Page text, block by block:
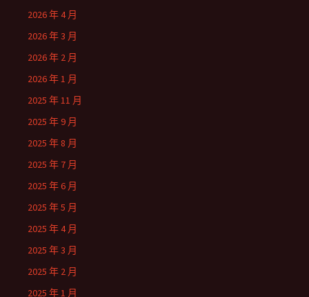
2026 年 4 月
2026 年 3 月
2026 年 2 月
2026 年 1 月
2025 年 11 月
2025 年 9 月
2025 年 8 月
2025 年 7 月
2025 年 6 月
2025 年 5 月
2025 年 4 月
2025 年 3 月
2025 年 2 月
2025 年 1 月